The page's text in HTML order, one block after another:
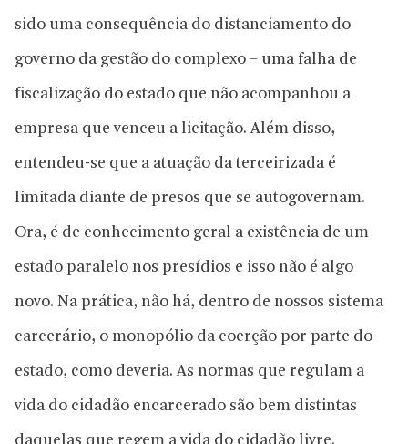
sido uma consequência do distanciamento do
governo da gestão do complexo – uma falha de
fiscalização do estado que não acompanhou a
empresa que venceu a licitação. Além disso,
entendeu-se que a atuação da terceirizada é
limitada diante de presos que se autogovernam.
Ora, é de conhecimento geral a existência de um
estado paralelo nos presídios e isso não é algo
novo. Na prática, não há, dentro de nossos sistema
carcerário, o monopólio da coerção por parte do
estado, como deveria. As normas que regulam a
vida do cidadão encarcerado são bem distintas